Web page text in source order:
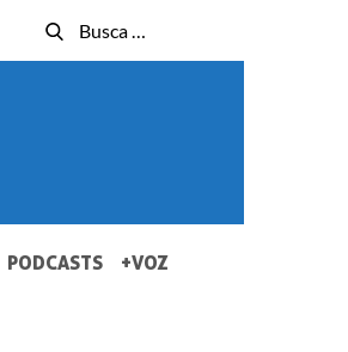
Busca
for:
Busca
PODCASTS +VOZ